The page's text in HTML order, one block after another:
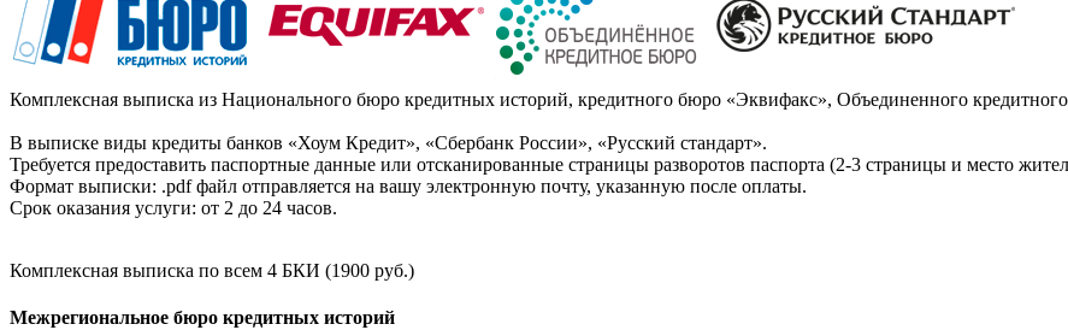
Комплексная выписка из Национального бюро кредитных историй, кредитного бюро «Эквифакс», Объединенного
В выписке виды кредиты банков «Хоум Кредит», «Сбербанк России», «Русский стандарт».
Требуется предоставить паспортные данные или отсканированные страницы разворотов паспорта (2-3 страницы и место
Формат выписки: .pdf файл отправляется на вашу электронную почту, указанную после оплаты.
Срок оказания услуги: от 2 до 24 часов.
Комплексная выписка по всем 4 БКИ (1900 руб.)
Межрегиональное бюро кредитных историй